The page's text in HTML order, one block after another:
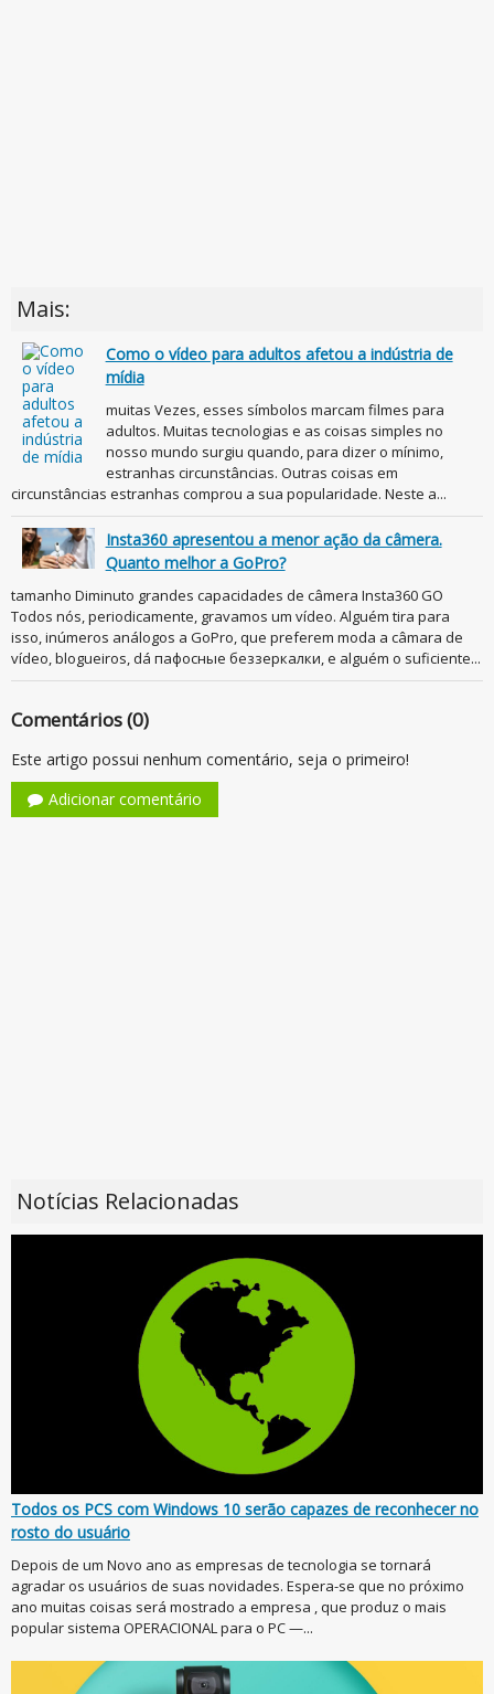
Mais:
Como o vídeo para adultos afetou a indústria de
mídia
muitas Vezes, esses símbolos marcam filmes para
adultos. Muitas tecnologias e as coisas simples no
nosso mundo surgiu quando, para dizer o mínimo,
estranhas circunstâncias. Outras coisas em
circunstâncias estranhas comprou a sua popularidade. Neste a...
Insta360 apresentou a menor ação da câmera.
Quanto melhor a GoPro?
tamanho Diminuto grandes capacidades de câmera Insta360 GO
Todos nós, periodicamente, gravamos um vídeo. Alguém tira para
isso, inúmeros análogos a GoPro, que preferem moda a câmara de
vídeo, blogueiros, dá пафосные беззеркалки, e alguém o suficiente...
Comentários (0)
Este artigo possui nenhum comentário, seja o primeiro!
Adicionar comentário
Notícias Relacionadas
Todos os PCS com Windows 10 serão capazes de reconhecer no
rosto do usuário
Depois de um Novo ano as empresas de tecnologia se tornará
agradar os usuários de suas novidades. Espera-se que no próximo
ano muitas coisas será mostrado a empresa , que produz o mais
popular sistema OPERACIONAL para o PC —...